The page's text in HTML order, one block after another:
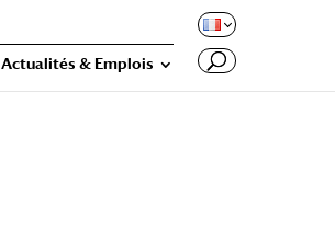
Actualités & Emplois